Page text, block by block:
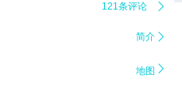
121条评论 
简介 
地图 